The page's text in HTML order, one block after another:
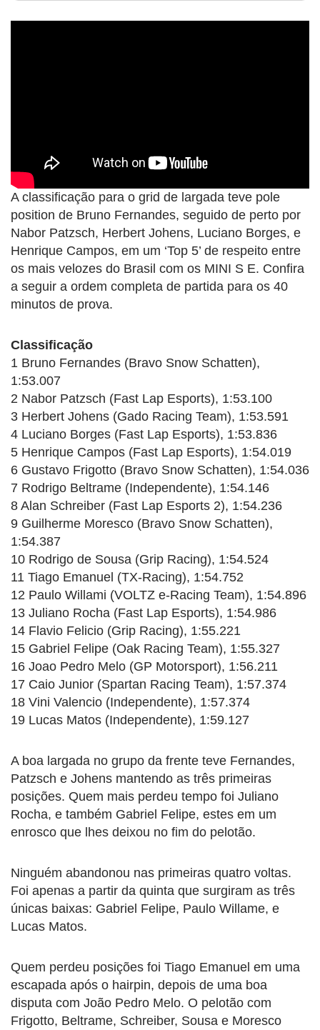
A classificação para o grid de largada teve pole
position de Bruno Fernandes, seguido de perto por
Nabor Patzsch, Herbert Johens, Luciano Borges, e
Henrique Campos, em um ‘Top 5’ de respeito entre
os mais velozes do Brasil com os MINI S E. Confira
a seguir a ordem completa de partida para os 40
minutos de prova.
Classificação
1 Bruno Fernandes (Bravo Snow Schatten),
1:53.007
2 Nabor Patzsch (Fast Lap Esports), 1:53.100
3 Herbert Johens (Gado Racing Team), 1:53.591
4 Luciano Borges (Fast Lap Esports), 1:53.836
5 Henrique Campos (Fast Lap Esports), 1:54.019
6 Gustavo Frigotto (Bravo Snow Schatten), 1:54.036
7 Rodrigo Beltrame (Independente), 1:54.146
8 Alan Schreiber (Fast Lap Esports 2), 1:54.236
9 Guilherme Moresco (Bravo Snow Schatten),
1:54.387
10 Rodrigo de Sousa (Grip Racing), 1:54.524
11 Tiago Emanuel (TX-Racing), 1:54.752
12 Paulo Willami (VOLTZ e-Racing Team), 1:54.896
13 Juliano Rocha (Fast Lap Esports), 1:54.986
14 Flavio Felicio (Grip Racing), 1:55.221
15 Gabriel Felipe (Oak Racing Team), 1:55.327
16 Joao Pedro Melo (GP Motorsport), 1:56.211
17 Caio Junior (Spartan Racing Team), 1:57.374
18 Vini Valencio (Independente), 1:57.374
19 Lucas Matos (Independente), 1:59.127
A boa largada no grupo da frente teve Fernandes,
Patzsch e Johens mantendo as três primeiras
posições. Quem mais perdeu tempo foi Juliano
Rocha, e também Gabriel Felipe, estes em um
enrosco que lhes deixou no fim do pelotão.
Ninguém abandonou nas primeiras quatro voltas.
Foi apenas a partir da quinta que surgiram as três
únicas baixas: Gabriel Felipe, Paulo Willame, e
Lucas Matos.
Quem perdeu posições foi Tiago Emanuel em uma
escapada após o hairpin, depois de uma boa
disputa com João Pedro Melo. O pelotão com
Frigotto, Beltrame, Schreiber, Sousa e Moresco